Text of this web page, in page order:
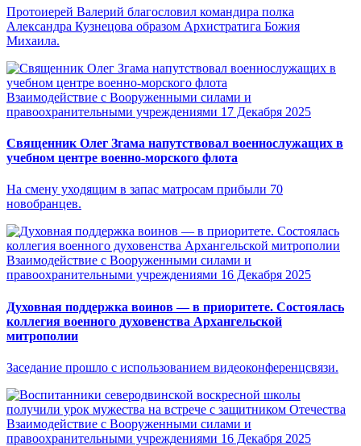
Протоиерей Валерий благословил командира полка
Александра Кузнецова образом Архистратига Божия
Михаила.
Взаимодействие с Вооруженными силами и
правоохранительными учреждениями 17 Декабря 2025
Священник Олег Згама напутствовал военнослужащих в
учебном центре военно-морского флота
На смену уходящим в запас матросам прибыли 70
новобранцев.
Взаимодействие с Вооруженными силами и
правоохранительными учреждениями 16 Декабря 2025
Духовная поддержка воинов — в приоритете. Состоялась
коллегия военного духовенства Архангельской
митрополии
Заседание прошло с использованием видеоконференцсвязи.
Взаимодействие с Вооруженными силами и
правоохранительными учреждениями 16 Декабря 2025